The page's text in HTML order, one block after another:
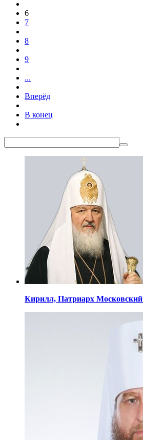
6
7
8
9
...
Вперёд
В конец
Кирилл, Патриарх Московский